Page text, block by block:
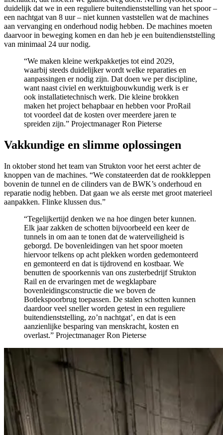
duidelijk dat we in een reguliere buitendienststelling van het spoor –
een nachtgat van 8 uur – niet kunnen vaststellen wat de machines
aan vervanging en onderhoud nodig hebben. De machines moeten
daarvoor in beweging komen en dan heb je een buitendienststelling
van minimaal 24 uur nodig.
“We maken kleine werkpakketjes tot eind 2029,
waarbij steeds duidelijker wordt welke reparaties en
aanpassingen er nodig zijn. Dat doen we per discipline,
want naast civiel en werktuigbouwkundig werk is er
ook installatietechnisch werk. Die kleine brokken
maken het project behapbaar en hebben voor ProRail
tot voordeel dat de kosten over meerdere jaren te
spreiden zijn.” Projectmanager Ron Pieterse
Vakkundige en slimme oplossingen
In oktober stond het team van Strukton voor het eerst achter de
knoppen van de machines. “We constateerden dat de rookkleppen
bovenin de tunnel en de cilinders van de BWK’s onderhoud en
reparatie nodig hebben. Dat gaan we als eerste met groot materieel
aanpakken. Flinke klussen dus.”
“Tegelijkertijd denken we na hoe dingen beter kunnen.
Elk jaar zakken de schotten bijvoorbeeld een keer de
tunnels in om aan te tonen dat de waterveiligheid is
geborgd. De bovenleidingen van het spoor moeten
hiervoor telkens op acht plekken worden gedemonteerd
en gemonteerd en dat is tijdrovend en kostbaar. We
benutten de spoorkennis van ons zusterbedrijf Strukton
Rail en de ervaringen met de wegklapbare
bovenleidingsconstructie die we boven de
Botlekspoorbrug toepassen. De stalen schotten kunnen
daardoor veel sneller worden getest in een reguliere
buitendienststelling, zo’n nachtgat’, en dat is een
aanzienlijke besparing van menskracht, kosten en
overlast.” Projectmanager Ron Pieterse